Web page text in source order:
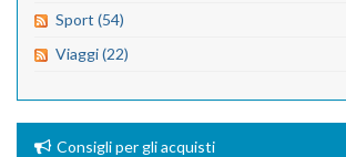
Sport (54)
Viaggi (22)
Consigli per gli acquisti